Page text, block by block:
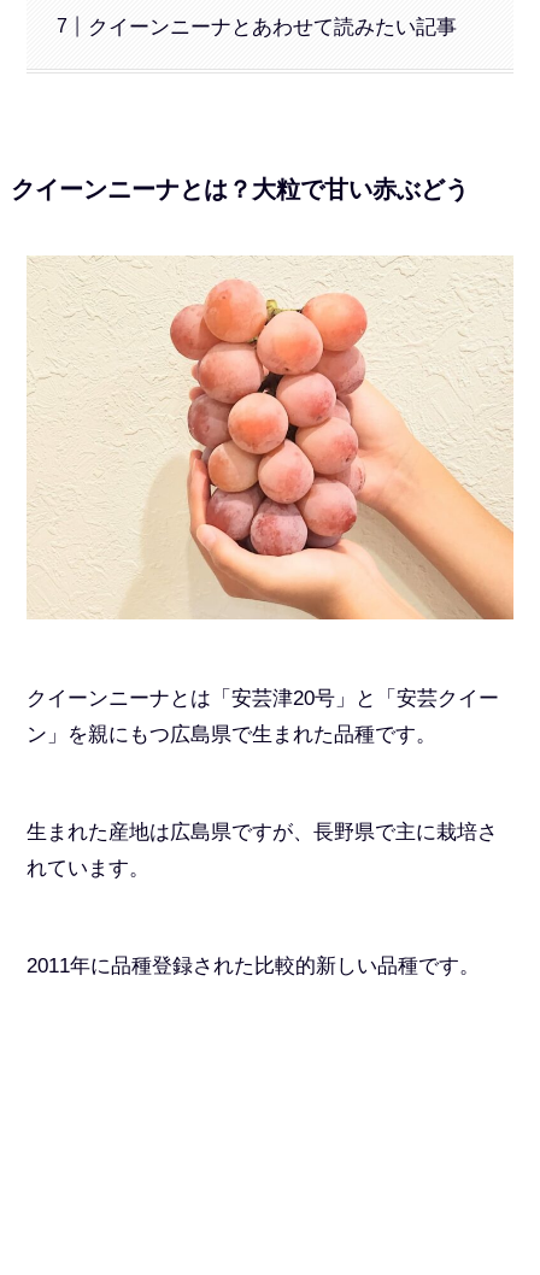
クイーンニーナとあわせて読みたい記事
クイーンニーナとは？大粒で甘い赤ぶどう
クイーンニーナとは「安芸津20号」と「安芸クイー
ン」を親にもつ広島県で生まれた品種です。
生まれた産地は広島県ですが、長野県で主に栽培さ
れています。
2011年に品種登録された比較的新しい品種です。